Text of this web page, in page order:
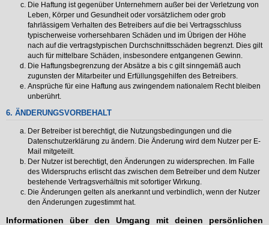
Die Haftung ist gegenüber Unternehmern außer bei der Verletzung von
Leben, Körper und Gesundheit oder vorsätzlichem oder grob
fahrlässigem Verhalten des Betreibers auf die bei Vertragsschluss
typischerweise vorhersehbaren Schäden und im Übrigen der Höhe
nach auf die vertragstypischen Durchschnittsschäden begrenzt. Dies gilt
auch für mittelbare Schäden, insbesondere entgangenen Gewinn.
Die Haftungsbegrenzung der Absätze a bis c gilt sinngemäß auch
zugunsten der Mitarbeiter und Erfüllungsgehilfen des Betreibers.
Ansprüche für eine Haftung aus zwingendem nationalem Recht bleiben
unberührt.
6. ÄNDERUNGSVORBEHALT
Der Betreiber ist berechtigt, die Nutzungsbedingungen und die
Datenschutzerklärung zu ändern. Die Änderung wird dem Nutzer per E-
Mail mitgeteilt.
Der Nutzer ist berechtigt, den Änderungen zu widersprechen. Im Falle
des Widerspruchs erlischt das zwischen dem Betreiber und dem Nutzer
bestehende Vertragsverhältnis mit sofortiger Wirkung.
Die Änderungen gelten als anerkannt und verbindlich, wenn der Nutzer
den Änderungen zugestimmt hat.
Informationen über den Umgang mit deinen persönlichen